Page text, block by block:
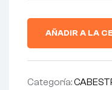
AÑADIR A LA
Categoría: